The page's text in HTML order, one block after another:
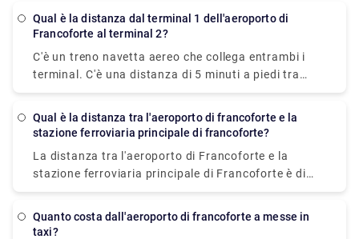
Qual è la distanza dal terminal 1 dell'aeroporto di
Francoforte al terminal 2?
C'è un treno navetta aereo che collega entrambi i
terminal. C'è una distanza di 5 minuti a piedi tra
entrambi i terminal. Potrebbe esserci una
seconda di dove e quando inizi.
Qual è la distanza tra l'aeroporto di francoforte e la
stazione ferroviaria principale di francoforte?
La distanza tra l'aeroporto di Francoforte e la
stazione ferroviaria principale di Francoforte è di
circa 10 miglia. Ci vogliono in media 15 minuti di
Quanto costa dall'aeroporto di francoforte a messe in
taxi?